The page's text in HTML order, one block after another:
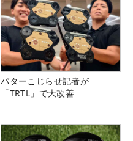
パターこじらせ記者が
「TRTL」で大改善